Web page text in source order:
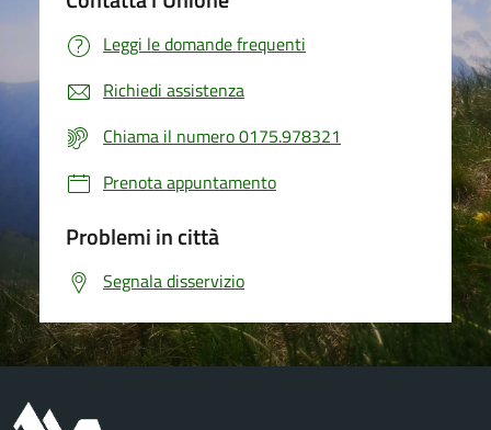
Leggi le domande frequenti
Richiedi assistenza
Chiama il numero 0175.978321
Prenota appuntamento
Problemi in città
Segnala disservizio